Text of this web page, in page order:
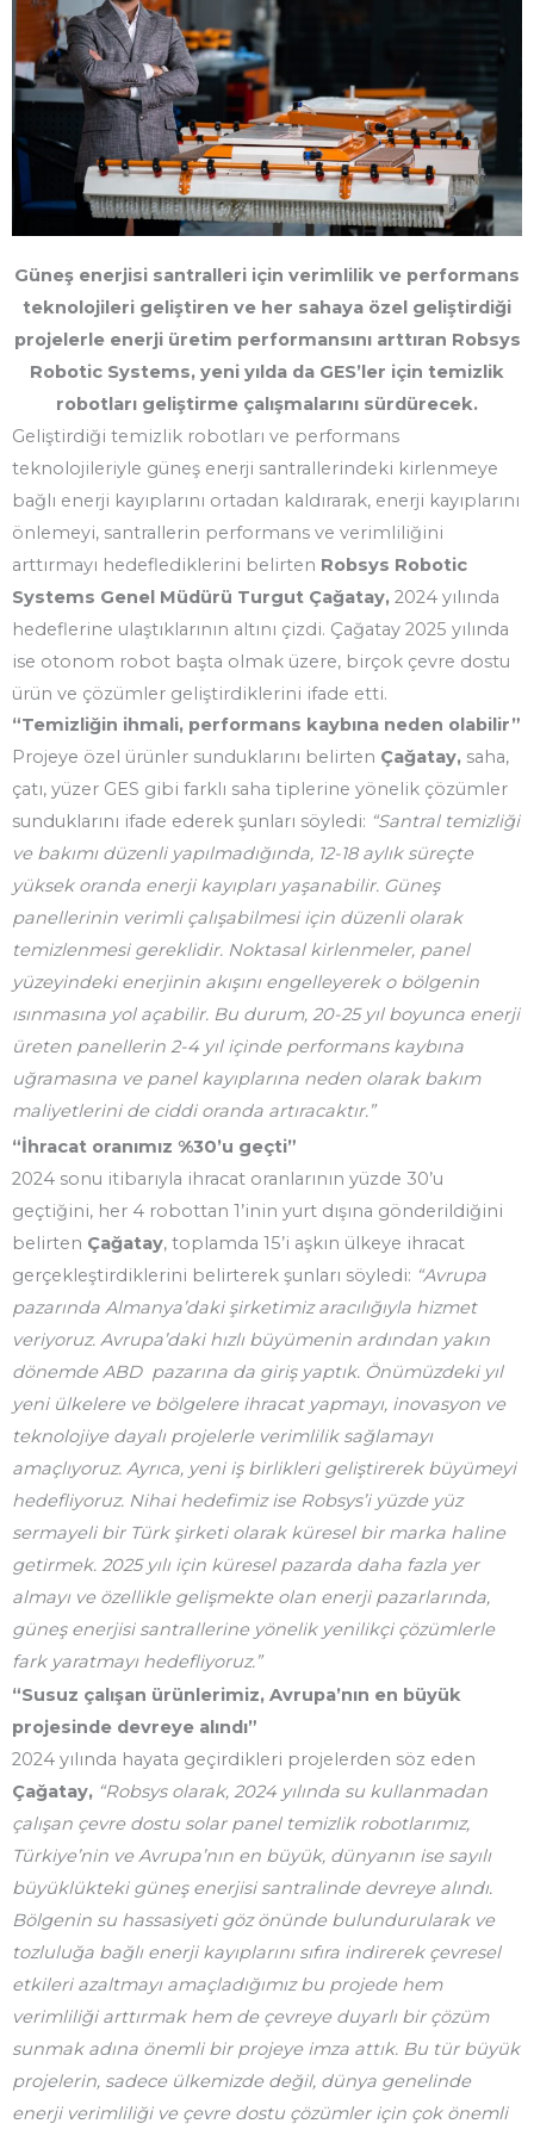
Güneş enerjisi santralleri için verimlilik ve performans
teknolojileri geliştiren ve her sahaya özel geliştirdiği
projelerle enerji üretim performansını arttıran Robsys
Robotic Systems, yeni yılda da GES’ler için temizlik
robotları geliştirme çalışmalarını sürdürecek.
Geliştirdiği temizlik robotları ve performans
teknolojileriyle güneş enerji santrallerindeki kirlenmeye
bağlı enerji kayıplarını ortadan kaldırarak, enerji kayıplarını
önlemeyi, santrallerin performans ve verimliliğini
arttırmayı hedeflediklerini belirten Robsys Robotic
Systems Genel Müdürü Turgut Çağatay, 2024 yılında
hedeflerine ulaştıklarının altını çizdi. Çağatay 2025 yılında
ise otonom robot başta olmak üzere, birçok çevre dostu
ürün ve çözümler geliştirdiklerini ifade etti.
“Temizliğin ihmali, performans kaybına neden olabilir”
Projeye özel ürünler sunduklarını belirten Çağatay, saha,
çatı, yüzer GES gibi farklı saha tiplerine yönelik çözümler
sunduklarını ifade ederek şunları söyledi: “Santral temizliği
ve bakımı düzenli yapılmadığında, 12-18 aylık süreçte
yüksek oranda enerji kayıpları yaşanabilir. Güneş
panellerinin verimli çalışabilmesi için düzenli olarak
temizlenmesi gereklidir. Noktasal kirlenmeler, panel
yüzeyindeki enerjinin akışını engelleyerek o bölgenin
ısınmasına yol açabilir. Bu durum, 20-25 yıl boyunca enerji
üreten panellerin 2-4 yıl içinde performans kaybına
uğramasına ve panel kayıplarına neden olarak bakım
maliyetlerini de ciddi oranda artıracaktır.”
“İhracat oranımız %30’u geçti”
2024 sonu itibarıyla ihracat oranlarının yüzde 30’u
geçtiğini, her 4 robottan 1’inin yurt dışına gönderildiğini
belirten Çağatay, toplamda 15’i aşkın ülkeye ihracat
gerçekleştirdiklerini belirterek şunları söyledi: “Avrupa
pazarında Almanya’daki şirketimiz aracılığıyla hizmet
veriyoruz. Avrupa’daki hızlı büyümenin ardından yakın
dönemde ABD pazarına da giriş yaptık. Önümüzdeki yıl
yeni ülkelere ve bölgelere ihracat yapmayı, inovasyon ve
teknolojiye dayalı projelerle verimlilik sağlamayı
amaçlıyoruz. Ayrıca, yeni iş birlikleri geliştirerek büyümeyi
hedefliyoruz. Nihai hedefimiz ise Robsys’i yüzde yüz
sermayeli bir Türk şirketi olarak küresel bir marka haline
getirmek. 2025 yılı için küresel pazarda daha fazla yer
almayı ve özellikle gelişmekte olan enerji pazarlarında,
güneş enerjisi santrallerine yönelik yenilikçi çözümlerle
fark yaratmayı hedefliyoruz.”
“Susuz çalışan ürünlerimiz, Avrupa’nın en büyük
projesinde devreye alındı”
2024 yılında hayata geçirdikleri projelerden söz eden
Çağatay, “Robsys olarak, 2024 yılında su kullanmadan
çalışan çevre dostu solar panel temizlik robotlarımız,
Türkiye’nin ve Avrupa’nın en büyük, dünyanın ise sayılı
büyüklükteki güneş enerjisi santralinde devreye alındı.
Bölgenin su hassasiyeti göz önünde bulundurularak ve
tozluluğa bağlı enerji kayıplarını sıfıra indirerek çevresel
etkileri azaltmayı amaçladığımız bu projede hem
verimliliği arttırmak hem de çevreye duyarlı bir çözüm
sunmak adına önemli bir projeye imza attık. Bu tür büyük
projelerin, sadece ülkemizde değil, dünya genelinde
enerji verimliliği ve çevre dostu çözümler için çok önemli